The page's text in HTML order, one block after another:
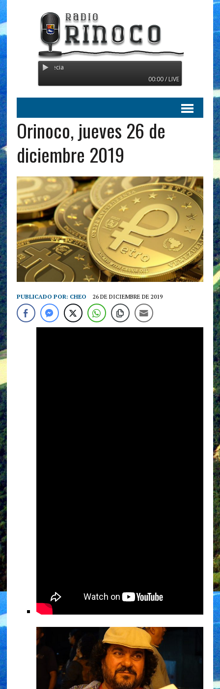
Radio Orinoco -
00:00 / LIVE
Orinoco, jueves 26 de
diciembre 2019
PUBLICADO POR: CHEO 26 DE DICIEMBRE DE 2019